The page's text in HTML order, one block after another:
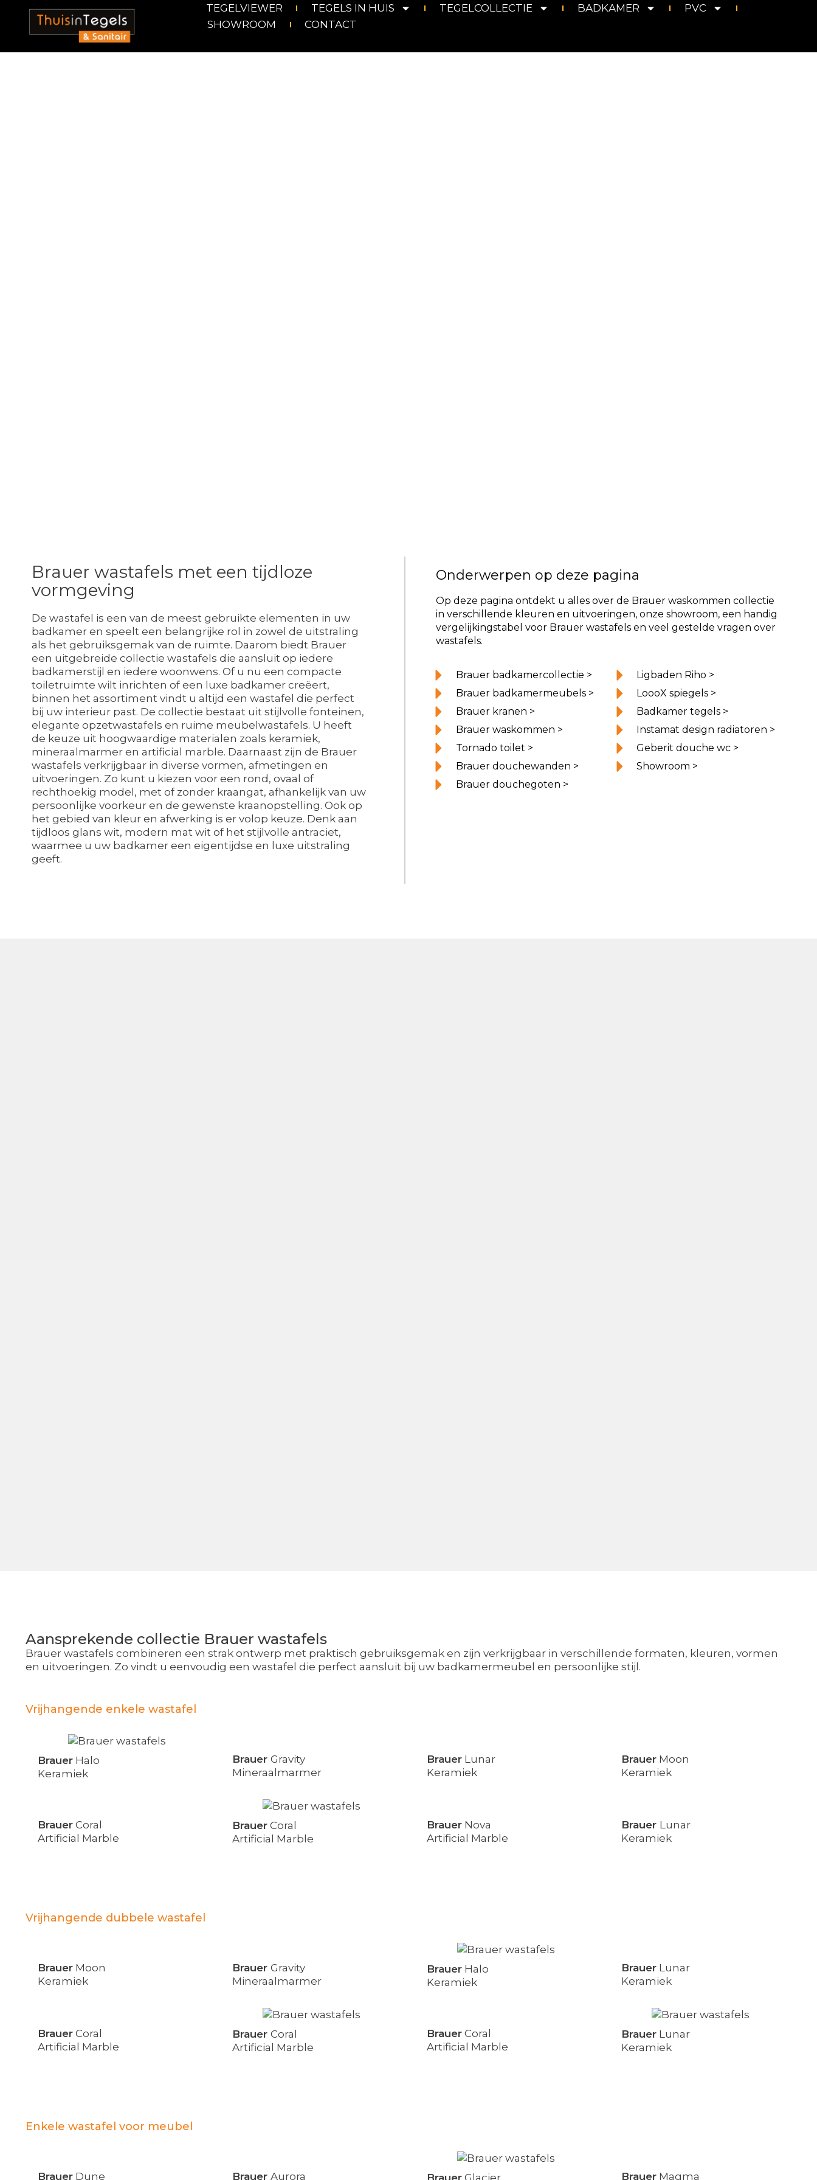
TEGELVIEWER TEGELS IN HUIS TEGELCOLLECTIE BADKAMER
PVC
SHOWROOM
CONTACT
Brauer
wastafels
Brauer wastafels met een tijdloze
vormgeving
De wastafel is een van de meest gebruikte elementen in uw
badkamer en speelt een belangrijke rol in zowel de uitstraling
als het gebruiksgemak van de ruimte. Daarom biedt Brauer
een uitgebreide collectie wastafels die aansluit op iedere
badkamerstijl en iedere woonwens. Of u nu een compacte
toiletruimte wilt inrichten of een luxe badkamer creëert,
binnen het assortiment vindt u altijd een wastafel die perfect
bij uw interieur past. De collectie bestaat uit stijlvolle fonteinen,
elegante opzetwastafels en ruime meubelwastafels. U heeft
de keuze uit hoogwaardige materialen zoals keramiek,
mineraalmarmer en artificial marble. Daarnaast zijn de Brauer
wastafels verkrijgbaar in diverse vormen, afmetingen en
uitvoeringen. Zo kunt u kiezen voor een rond, ovaal of
rechthoekig model, met of zonder kraangat, afhankelijk van uw
persoonlijke voorkeur en de gewenste kraanopstelling. Ook op
het gebied van kleur en afwerking is er volop keuze. Denk aan
tijdloos glans wit, modern mat wit of het stijlvolle antraciet,
waarmee u uw badkamer een eigentijdse en luxe uitstraling
geeft.
Onderwerpen op deze pagina
Op deze pagina ontdekt u alles over de Brauer waskommen collectie
in verschillende kleuren en uitvoeringen, onze showroom, een handig
vergelijkingstabel voor Brauer wastafels en veel gestelde vragen over
wastafels.
Brauer badkamercollectie >
Brauer badkamermeubels >
Brauer kranen >
Brauer waskommen >
Tornado toilet >
Brauer douchewanden >
Brauer douchegoten >
Ligbaden Riho >
LoooX spiegels >
Badkamer tegels >
Instamat design radiatoren >
Geberit douche wc >
Showroom >
Aansprekende collectie Brauer wastafels
Brauer wastafels combineren een strak ontwerp met praktisch gebruiksgemak en zijn verkrijgbaar in verschillende formaten, kleuren, vormen
en uitvoeringen. Zo vindt u eenvoudig een wastafel die perfect aansluit bij uw badkamermeubel en persoonlijke stijl.
Vrijhangende enkele wastafel
Brauer Halo
Keramiek
Brauer Gravity
Mineraalmarmer
Brauer Lunar
Keramiek
Brauer Moon
Keramiek
Brauer Coral
Artificial Marble
Brauer Coral
Artificial Marble
Brauer Nova
Artificial Marble
Brauer Lunar
Keramiek
Vrijhangende dubbele wastafel
Brauer Moon
Keramiek
Brauer Gravity
Mineraalmarmer
Brauer Halo
Keramiek
Brauer Lunar
Keramiek
Brauer Coral
Artificial Marble
Brauer Coral
Artificial Marble
Brauer Coral
Artificial Marble
Brauer Lunar
Keramiek
Enkele wastafel voor meubel
Brauer Dune Brauer Aurora Brauer Glacier Brauer Magma